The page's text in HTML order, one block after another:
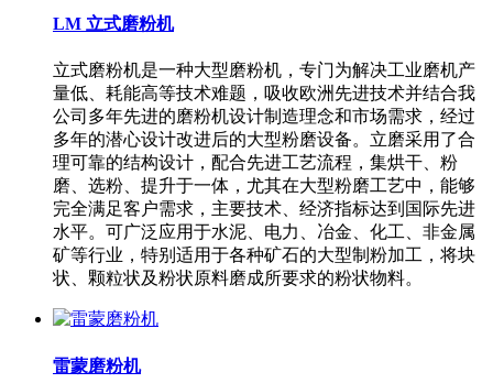
LM 立式磨粉机
立式磨粉机是一种大型磨粉机，专门为解决工业磨机产
量低、耗能高等技术难题，吸收欧洲先进技术并结合我
公司多年先进的磨粉机设计制造理念和市场需求，经过
多年的潜心设计改进后的大型粉磨设备。立磨采用了合
理可靠的结构设计，配合先进工艺流程，集烘干、粉
磨、选粉、提升于一体，尤其在大型粉磨工艺中，能够
完全满足客户需求，主要技术、经济指标达到国际先进
水平。可广泛应用于水泥、电力、冶金、化工、非金属
矿等行业，特别适用于各种矿石的大型制粉加工，将块
状、颗粒状及粉状原料磨成所要求的粉状物料。
雷蒙磨粉机